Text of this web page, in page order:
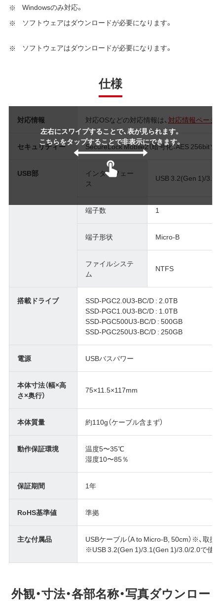
Windowsのみ対応。
ソフトウェアはダウンロードが必要になります。
ソフトウェアはダウンロードが必要になります。
仕様
左右にスワイプすることで、表が見られます。
こちらをタップすることで非表示にできます。
対応情報 対応OSなどの対応情報は、 対応情報ページ
セキュリティー SecureLock Mobile2（暗号化：AES 256bitソ
USB部
インターフェー
ス
USB 3.2(Gen 1)/
端子数 1
端子形状 Micro-B
ファイルシステ
ム
NTFS
搭載ドライブ
SSD-PGC2.0U3-BC/D : 2.0TB
SSD-PGC1.0U3-BC/D : 1.0TB
SSD-PGC500U3-BC/D : 500GB
SSD-PGC250U3-BC/D : 250GB
電源 USBバスパワー
本体寸法（幅×高
さ×奥行）
75×11.5×117mm
本体質量 約110g（ケーブル含まず）
動作保証環境
温度5〜35℃
湿度10〜85％
保証期間 1年
RoHS基準値 準拠
主な付属品
USBケーブル（A to Micro-B, 50cm）※、取扱
※USB 3.2(Gen 1)/3.1(Gen 1)/3.0/2.0で使
外観・寸法・各部名称・写真ダウンロー